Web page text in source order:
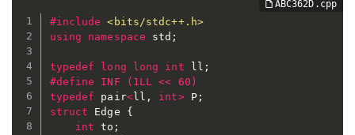
#include
<bits/stdc++.h>
using
namespace std ;
typedef long long int ll ;
#define INF (1LL << 60)
typedef pair<ll , int> P;
struct Edge {
int to ;